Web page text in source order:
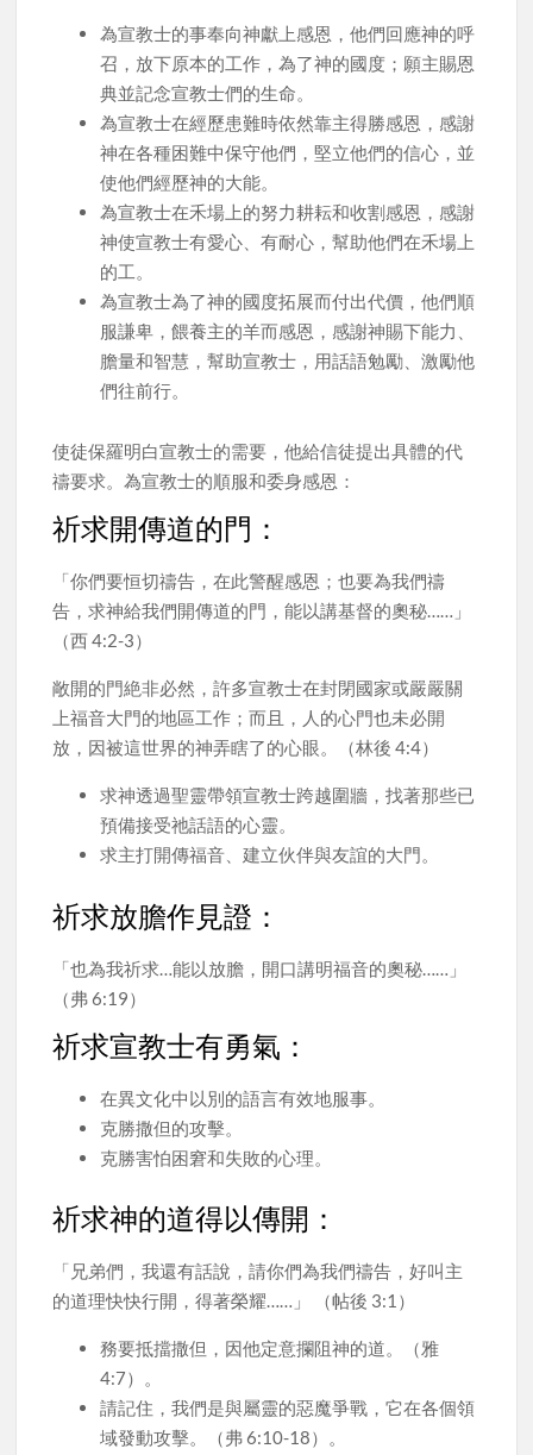
為宣教士的事奉向神獻上感恩，他們回應神的呼
召，放下原本的工作，為了神的國度；願主賜恩
典並記念宣教士們的生命。
為宣教士在經歷患難時依然靠主得勝感恩，感謝
神在各種困難中保守他們，堅立他們的信心，並
使他們經歷神的大能。
為宣教士在禾場上的努力耕耘和收割感恩，感謝
神使宣教士有愛心、有耐心，幫助他們在禾場上
的工。
為宣教士為了神的國度拓展而付出代價，他們順
服謙卑，餵養主的羊而感恩，感謝神賜下能力、
膽量和智慧，幫助宣教士，用話語勉勵、激勵他
們往前行。
使徒保羅明白宣教士的需要，他給信徒提出具體的代
禱要求。為宣教士的順服和委身感恩：
祈求開傳道的門：
「你們要恒切禱告，在此警醒感恩；也要為我們禱
告，求神給我們開傳道的門，能以講基督的奧秘……」
（西 4:2-3）
敞開的門絶非必然，許多宣教士在封閉國家或嚴嚴關
上福音大門的地區工作；而且，人的心門也未必開
放，因被這世界的神弄瞎了的心眼。（林後 4:4）
求神透過聖靈帶領宣教士跨越圍牆，找著那些已
預備接受祂話語的心靈。
求主打開傳福音、建立伙伴與友誼的大門。
祈求放膽作見證：
「也為我祈求…能以放膽，開口講明福音的奧秘……」
（弗 6:19）
祈求宣教士有勇氣：
在異文化中以別的語言有效地服事。
克勝撒但的攻擊。
克勝害怕困窘和失敗的心理。
祈求神的道得以傳開：
「兄弟們，我還有話說，請你們為我們禱告，好叫主
的道理快快行開，得著榮耀……」 （帖後 3:1）
務要抵擋撒但，因他定意攔阻神的道。（雅
4:7）。
請記住，我們是與屬靈的惡魔爭戰，它在各個領
域發動攻擊。（弗 6:10-18）。